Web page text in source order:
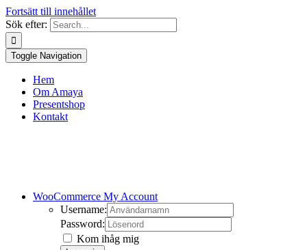
Fortsätt till innehållet
Sök efter:
Toggle Navigation
Hem
Om Amaya
Presentshop
Kontakt
WooCommerce My Account
Username:
Password:
Kom ihåg mig